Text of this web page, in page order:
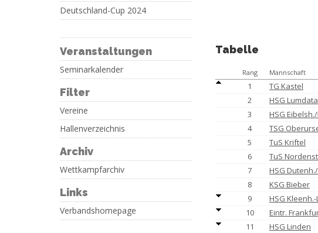
Deutschland-Cup 2024
Veranstaltungen
Seminarkalender
Filter
Vereine
Hallenverzeichnis
Archiv
Wettkampfarchiv
Links
Verbandshomepage
Tabelle
Rang Mannschaft
1 TG Kastel
2
HSG
3
HSG
4
TSG
5
TuS Kriftel
6
TuS
7
HSG
8
KSG Bieber
9
HSG Kleenh.-
10
Eintr.
11
HSG Linden